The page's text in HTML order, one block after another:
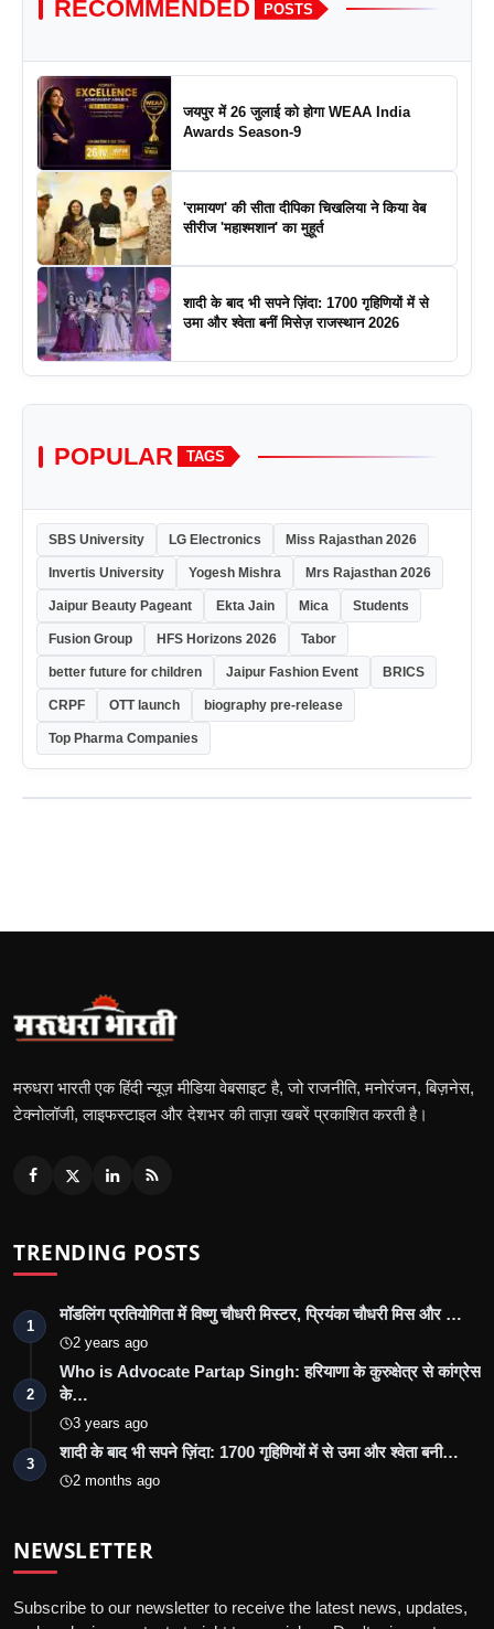
RECOMMENDED POSTS
जयपुर में 26 जुलाई को होगा WEAA India
Awards Season-9
'रामायण' की सीता दीपिका चिखलिया ने किया वेब
सीरीज 'महाश्मशान' का मुहूर्त
शादी के बाद भी सपने ज़िंदा: 1700 गृहिणियों में से
उमा और श्वेता बनीं मिसेज़ राजस्थान 2026
POPULAR TAGS
SBS University LG Electronics Miss Rajasthan 2026
Invertis University Yogesh Mishra Mrs Rajasthan 2026
Jaipur Beauty Pageant Ekta Jain Mica Students
Fusion Group HFS Horizons 2026 Tabor
better future for children Jaipur Fashion Event BRICS
CRPF OTT launch biography pre-release
Top Pharma Companies
मरुधरा भारती एक हिंदी न्यूज़ मीडिया वेबसाइट है, जो राजनीति, मनोरंजन, बिज़नेस,
टेक्नोलॉजी, लाइफस्टाइल और देशभर की ताज़ा खबरें प्रकाशित करती है।
TRENDING POSTS
1
मॉडलिंग प्रतियोगिता में विष्णु चौधरी मिस्टर, प्रियंका चौधरी मिस और …
2 years ago
2
Who is Advocate Partap Singh: हरियाणा के कुरुक्षेत्र से कांग्रेस
के…
3 years ago
3
शादी के बाद भी सपने ज़िंदा: 1700 गृहिणियों में से उमा और श्वेता बनी…
2 months ago
NEWSLETTER
Subscribe to our newsletter to receive the latest news, updates,